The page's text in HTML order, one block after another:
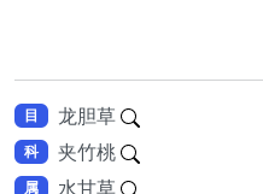
目 龙胆草
科 夹竹桃
属 水甘草